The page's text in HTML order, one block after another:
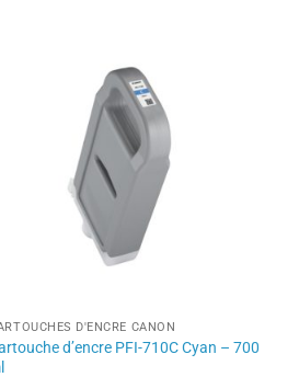
D'ENCRE CANON
d’encre PFI-710C Cyan – 700